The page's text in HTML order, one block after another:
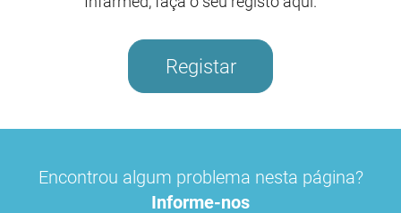
Registar
Encontrou algum problema nesta página?
Informe-nos